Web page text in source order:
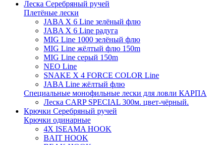
Леска Серебряный ручей
Плетёные лески
JABA X 6 Line зелёный флю
JABA X 6 Line радуга
MIG Line 1000 зелёный флю
MIG Line жёлтый флю 150m
MIG Line серый 150m
NEO Line
SNAKE X 4 FORCE COLOR Line
JABA Line жёлтый флю
Специальные монофильные лески для ловли КАРПА
Леска CARP SPECIAL 300м. цвет-чёрный.
Крючки Серебряный ручей
Крючки одинарные
4X ISEAMA HOOK
BAIT HOOK